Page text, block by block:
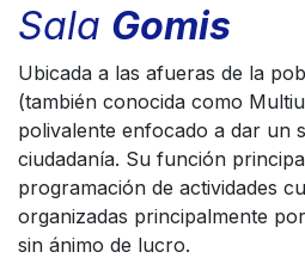
Sala Gomis
Ubicada a las afueras de la
(también conocida como
polivalente enfocado a dar un
ciudadanía. Su función
programación de actividades
organizadas principalmente
sin ánimo de lucro.